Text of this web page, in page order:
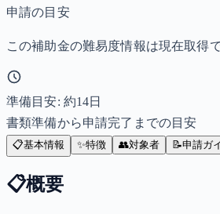
申請の目安
この補助金の難易度情報は現在取得
準備目安: 約14日
書類準備から申請完了までの目安
📋基本情報 ✨特徴 👥対象者 📝申請ガ
📋概要